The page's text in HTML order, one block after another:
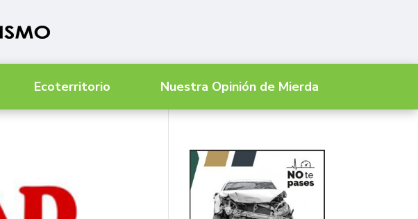
Ecoterritorio Nuestra Opinión de Mierda